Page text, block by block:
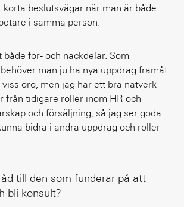
korta beslutsvägar när man är både
i samma person.
för- och nackdelar. Som
man ju ha nya uppdrag framåt
oro, men jag har ett bra nätverk
från tidigare roller inom HR och
och försäljning, så jag ser goda
bidra i andra uppdrag och roller
till den som funderar på att
bli konsult?